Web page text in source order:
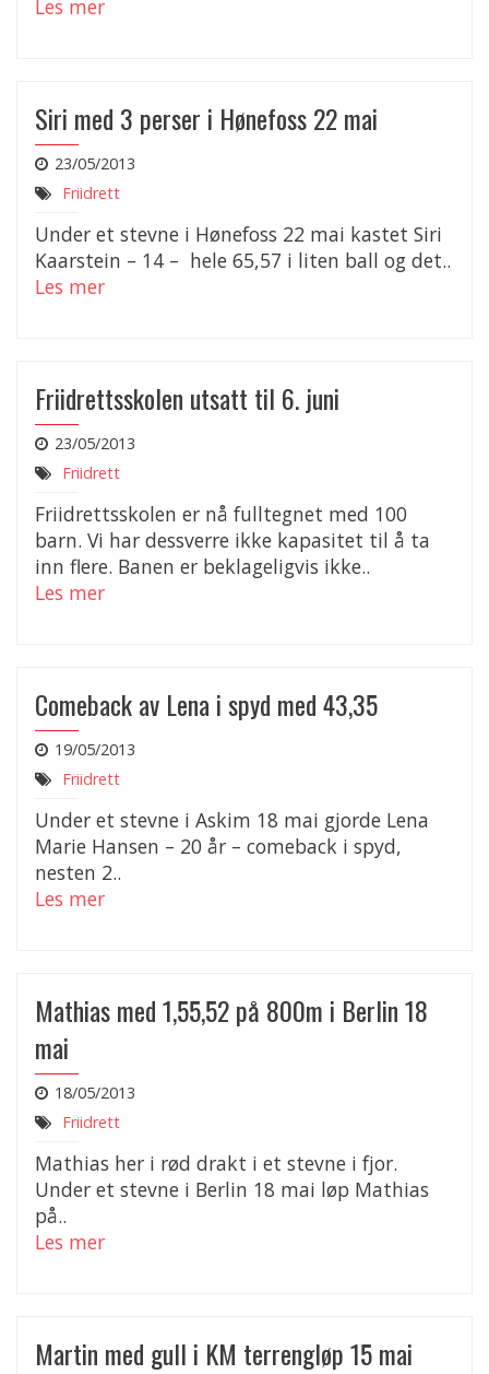
Les mer
Siri med 3 perser i Hønefoss 22 mai
23/05/2013
Friidrett
Under et stevne i Hønefoss 22 mai kastet Siri
Kaarstein – 14 – hele 65,57 i liten ball og det..
Les mer
Friidrettsskolen utsatt til 6. juni
23/05/2013
Friidrett
Friidrettsskolen er nå fulltegnet med 100
barn. Vi har dessverre ikke kapasitet til å ta
inn flere. Banen er beklageligvis ikke..
Les mer
Comeback av Lena i spyd med 43,35
19/05/2013
Friidrett
Under et stevne i Askim 18 mai gjorde Lena
Marie Hansen – 20 år – comeback i spyd,
nesten 2..
Les mer
Mathias med 1,55,52 på 800m i Berlin 18
mai
18/05/2013
Friidrett
Mathias her i rød drakt i et stevne i fjor.
Under et stevne i Berlin 18 mai løp Mathias
på..
Les mer
Martin med gull i KM terrengløp 15 mai